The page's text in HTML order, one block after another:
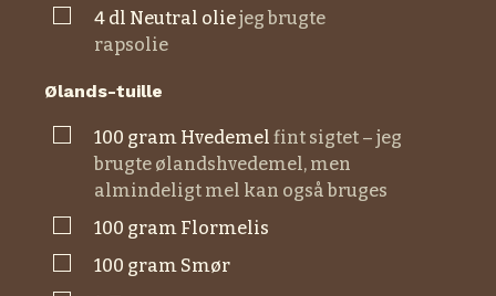
▢4 dl neutral oliejeg brugte
rapsolie
Ølands-tuille
▢100 gram hvedemel fint sigtet – jeg
brugte ølandshvedemel, men
almindeligt mel kan også bruges
▢100 gram
flormelis
▢100 gram
smør